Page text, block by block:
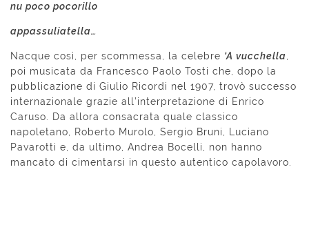
nu poco pocorillo
appassuliatella…
Nacque così, per scommessa, la celebre ‘A vucchella
poi musicata da Francesco Paolo Tosti che, dopo la
pubblicazione di Giulio Ricordi nel 1907, trovò successo
internazionale grazie all’inter­pretazione di Enrico
Caruso. Da allora con­sacrata quale classico
napoletano, Roberto Murolo, Sergio Bruni, Luciano
Pavarotti e, da ultimo, Andrea Bocelli, non hanno
mancato di cimentarsi in questo autentico capolavoro.